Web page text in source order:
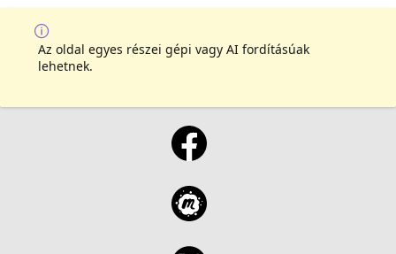
Az oldal egyes részei gépi vagy AI fordításúak
lehetnek.